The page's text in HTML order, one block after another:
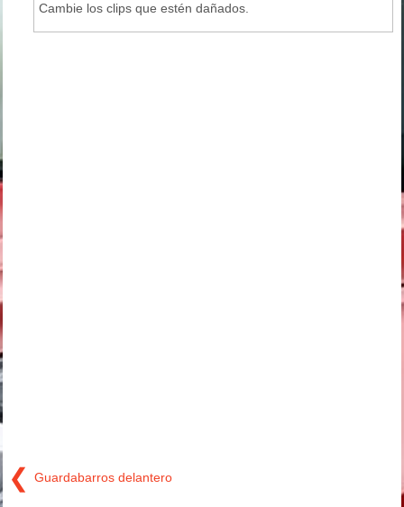
Cambie los clips que estén dañados.
❮ Guardabarros delantero